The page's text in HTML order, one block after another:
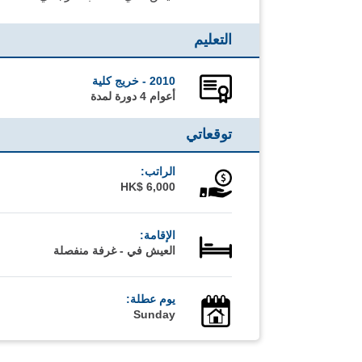
التعليم
2010 - خريج كلية
أعوام 4 دورة لمدة
توقعاتي
الراتب:
HK$ 6,000
الإقامة:
العيش في - غرفة منفصلة
يوم عطلة:
Sunday